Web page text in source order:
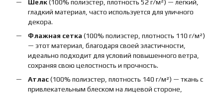
Шелк(100% полиэстер, плотность 52 г/м²) — легкий,
гладкий материал, часто используется для уличного
декора.
Флажная сетка (100% полиэстер, плотность 110 г/м²)
— этот материал, благодаря своей эластичности,
идеально подходит для условий повышенного ветра,
сохраняя свою целостность и прочность.
Атлас(100% полиэстер, плотность 140 г/м²) — ткань с
привлекательным блеском на лицевой стороне,